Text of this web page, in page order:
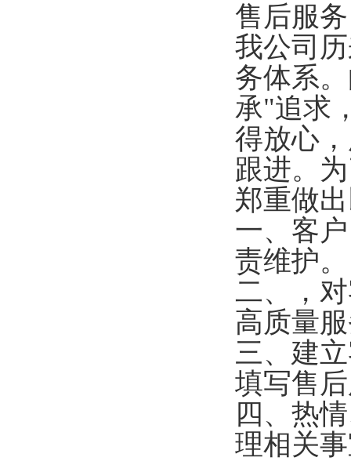
售后服
我公司
务体系
承"追求
得放心
跟进。
郑重做
一、客
责维护。
二、，
高质量
三、建
填写售
四、热
理相关